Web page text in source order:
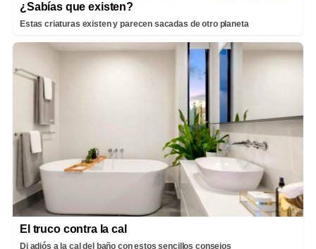
¿Sabías que existen?
Estas criaturas existen y parecen sacadas de otro planeta
El truco contra la cal
Di adiós a la cal del baño con estos sencillos consejos